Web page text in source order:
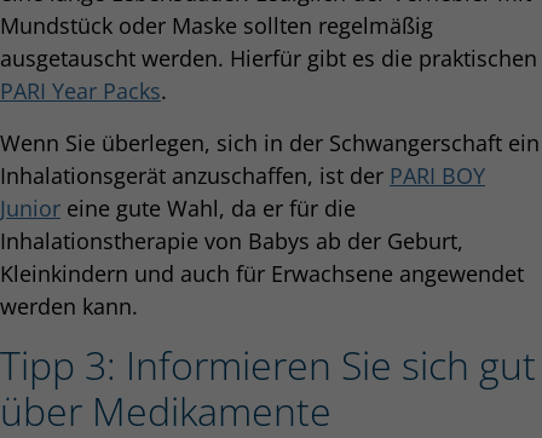
Mundstück oder Maske sollten regelmäßig
ausgetauscht werden. Hierfür gibt es die praktischen
PARI Year Packs.
Wenn Sie überlegen, sich in der Schwangerschaft ein
Inhalationsgerät anzuschaffen, ist der PARI BOY
Junior eine gute Wahl, da er für die
Inhalationstherapie von Babys ab der Geburt,
Kleinkindern und auch für Erwachsene angewendet
werden kann.
Tipp 3: Informieren Sie sich gut
über Medikamente